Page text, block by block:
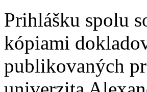
Prihlášku spolu
kópiami
publikovaných